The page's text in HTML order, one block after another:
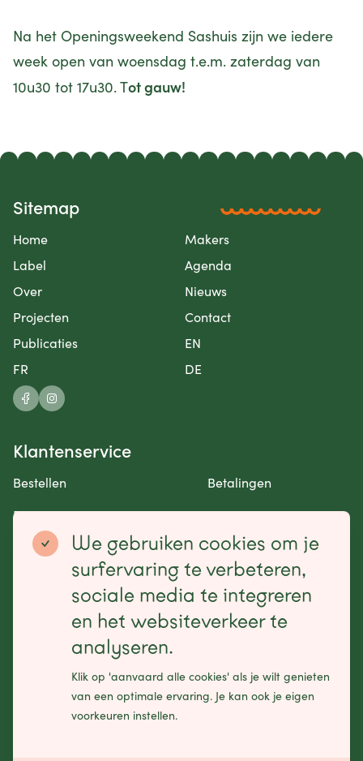
Na het Openingsweekend Sashuis zijn we iedere
week open van woensdag t.e.m. zaterdag van
10u30 tot 17u30. Tot gauw!
Sitemap
Home
Makers
Label
Agenda
Over
Nieuws
Projecten
Contact
Publicaties
EN
FR
DE
Klantenservice
Bestellen
Betalingen
Retourneren en garantie
Contact opnemen
Betaalmogelijkheden
Schrijf je in voor onze nieuwsbrief
We gebruiken cookies om je
surfervaring te verbeteren,
sociale media te integreren
en het websiteverkeer te
analyseren.
Klik op 'aanvaard alle cookies' als je wilt genieten
van een optimale ervaring. Je kan ook je eigen
voorkeuren instellen.